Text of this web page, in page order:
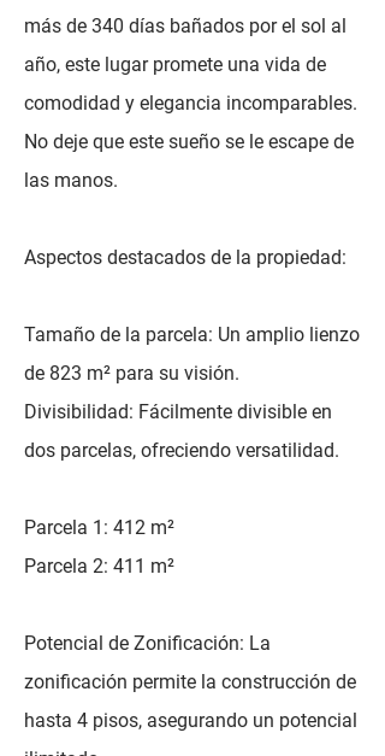
más de 340 días bañados por el sol al
año, este lugar promete una vida de
comodidad y elegancia incomparables.
No deje que este sueño se le escape de
las manos.
Aspectos destacados de la propiedad:
Tamaño de la parcela: Un amplio lienzo
de 823 m² para su visión.
Divisibilidad: Fácilmente divisible en
dos parcelas, ofreciendo versatilidad.
Parcela 1: 412 m²
Parcela 2: 411 m²
Potencial de Zonificación: La
zonificación permite la construcción de
hasta 4 pisos, asegurando un potencial